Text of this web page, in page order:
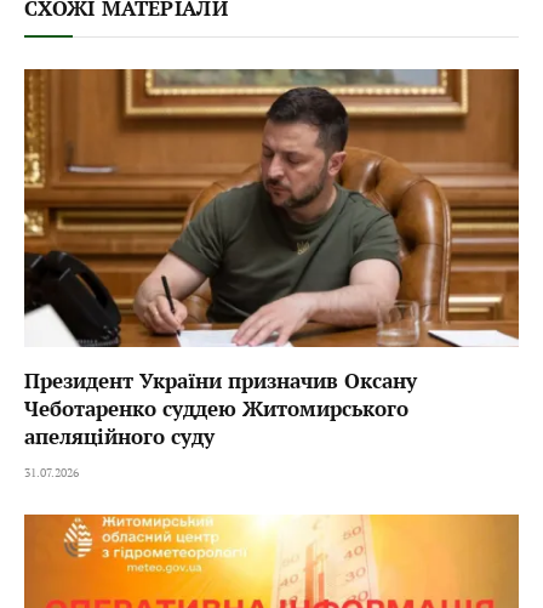
СХОЖІ МАТЕРІАЛИ
Президент України призначив Оксану
Чеботаренко суддею Житомирського
апеляційного суду
31.07.2026